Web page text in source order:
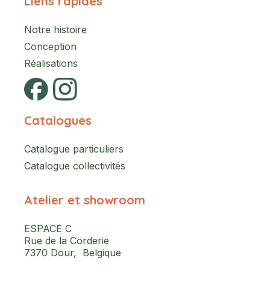
Notre histoire
Conception
Réalisations
Catalogues
Catalogue particuliers
Catalogue collectivités
Atelier et showroom
ESPACE C
Rue de la Corderie
7370 Dour, Belgique